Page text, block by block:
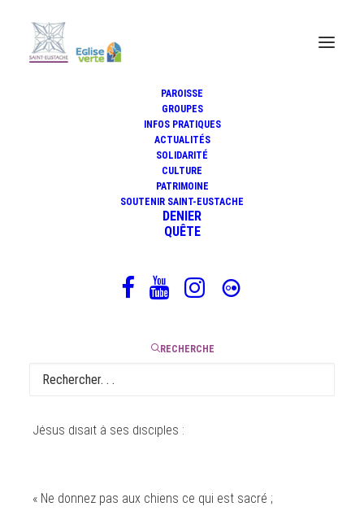
PAROISSE
GROUPES
INFOS PRATIQUES
ACTUALITÉS
SOLIDARITÉ
CULTURE
PATRIMOINE
SOUTENIR SAINT-EUSTACHE
DENIER
QUÊTE
RECHERCHE
Méditation biblique du
mercredi 21 juin 2022
17 juin 2022
Jésus disait à ses disciples :
« Ne donnez pas aux chiens ce qui est sacré ;